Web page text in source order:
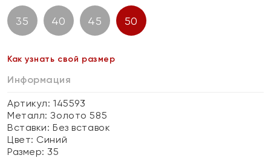
35 40 45 50
Как узнать свой размер
Информация
Артикул: 145593
Металл:Золото 585
Вставки:Без вставок
Цвет: Синий
Размер: 35